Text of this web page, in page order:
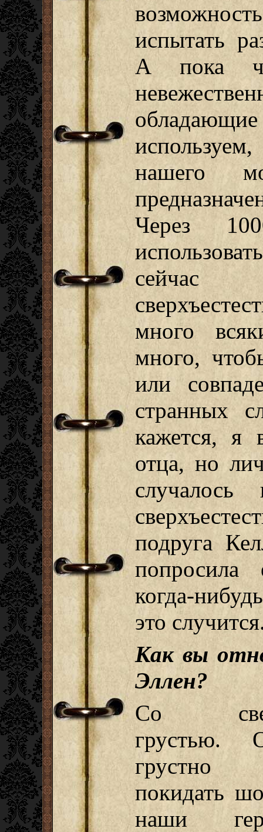
испытать
А пока
нашего
Через
много
много,
или
странных
кажется, я
отца, но
случалось
подруга
когда-
это
Как вы
Эллен?
Со
грустью.
грустно
покидать
наши